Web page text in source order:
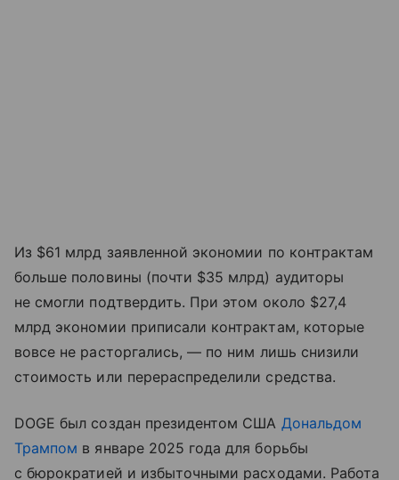
Из $61 млрд заявленной экономии по контрактам
больше половины (почти $35 млрд) аудиторы
не смогли подтвердить. При этом около $27,4
млрд экономии приписали контрактам, которые
вовсе не расторгались, — по ним лишь снизили
стоимость или перераспределили средства.
DOGE был создан президентом США Дональдом
Трампом в январе 2025 года для борьбы
с бюрократией и избыточными расходами. Работа